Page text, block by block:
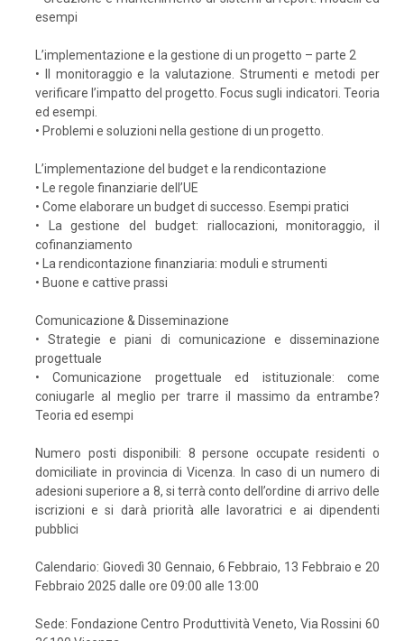
esempi
L’implementazione e la gestione di un progetto – parte 2
• Il monitoraggio e la valutazione. Strumenti e metodi per
verificare l’impatto del progetto. Focus sugli indicatori. Teoria
ed esempi.
• Problemi e soluzioni nella gestione di un progetto.
L’implementazione del budget e la rendicontazione
• Le regole finanziarie dell’UE
• Come elaborare un budget di successo. Esempi pratici
• La gestione del budget: riallocazioni, monitoraggio, il
cofinanziamento
• La rendicontazione finanziaria: moduli e strumenti
• Buone e cattive prassi
Comunicazione & Disseminazione
• Strategie e piani di comunicazione e disseminazione
progettuale
• Comunicazione progettuale ed istituzionale: come
coniugarle al meglio per trarre il massimo da entrambe?
Teoria ed esempi
Numero posti disponibili: 8 persone occupate residenti o
domiciliate in provincia di Vicenza. In caso di un numero di
adesioni superiore a 8, si terrà conto dell’ordine di arrivo delle
iscrizioni e si darà priorità alle lavoratrici e ai dipendenti
pubblici
Calendario: Giovedì 30 Gennaio, 6 Febbraio, 13 Febbraio e 20
Febbraio 2025 dalle ore 09:00 alle 13:00
Sede: Fondazione Centro Produttività Veneto, Via Rossini 60